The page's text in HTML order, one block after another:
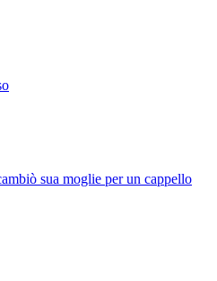
sua moglie per un cappello